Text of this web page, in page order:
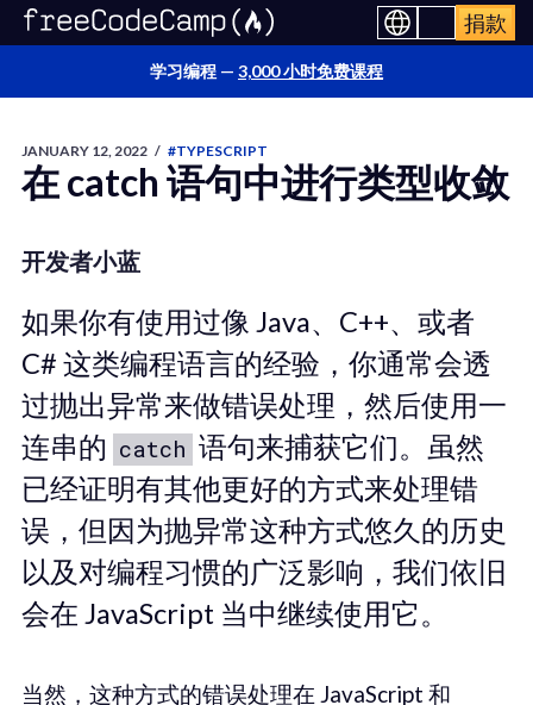
捐款
学习编程 — 3,000 小时免费课程
JANUARY 12, 2022 / #TYPESCRIPT
在 catch 语句中进行类型收敛
开发者小蓝
如果你有使用过像 Java、C++、或者
C# 这类编程语言的经验，你通常会透
过抛出异常来做错误处理，然后使用一
连串的 catch 语句来捕获它们。虽然
已经证明有其他更好的方式来处理错
误，但因为抛异常这种方式悠久的历史
以及对编程习惯的广泛影响，我们依旧
会在 JavaScript 当中继续使用它。
当然，这种方式的错误处理在 JavaScript 和